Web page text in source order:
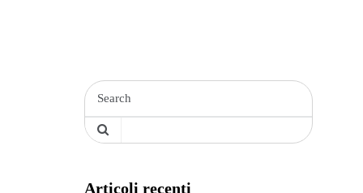
Articoli recenti